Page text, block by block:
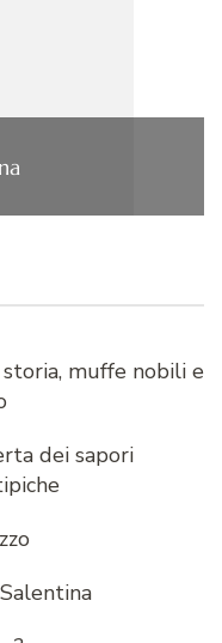
muffe nobili e
dei sapori